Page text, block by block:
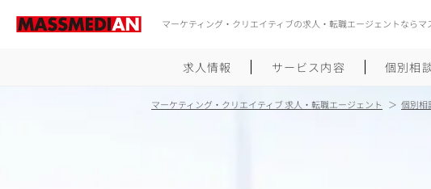
マーケティング・クリエイティブの求人・転職エージェントならマ
求人情報 サービス内容 個別相
マーケティング・クリエイティブ 求人・転職エージェント 個別相